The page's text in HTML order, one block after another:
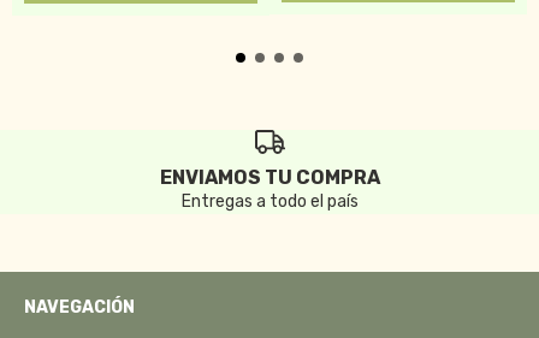
ENVIAMOS TU COMPRA
Entregas a todo el país
NAVEGACIÓN